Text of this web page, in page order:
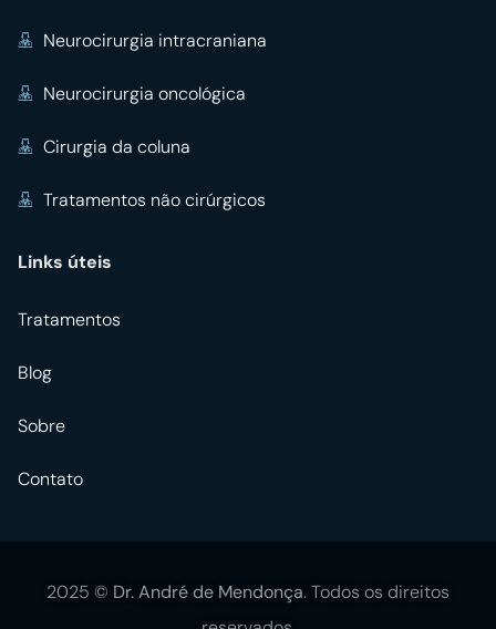
Neurocirurgia intracraniana
Neurocirurgia oncológica
Cirurgia da coluna
Tratamentos não cirúrgicos
Links úteis
Tratamentos
Blog
Sobre
Contato
2025 © Dr. André de Mendonça. Todos os direitos